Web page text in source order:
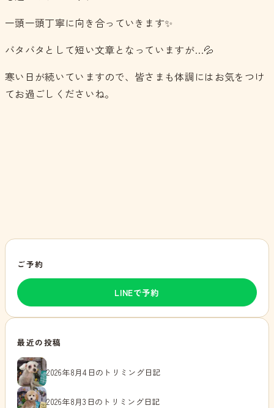
一頭一頭丁寧に向き合っていきます✨
バタバタとして短い文章となっていますが…💦
寒い日が続いていますので、皆さまも体調にはお気をつけ
てお過ごしくださいね。
ご予約
LINEで予約
最近の投稿
2026年8月4日のトリミング日記
2026年8月3日のトリミング日記